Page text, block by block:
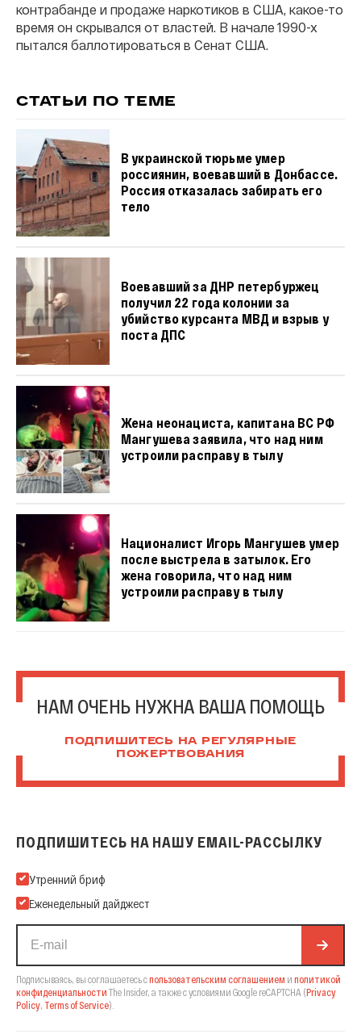
контрабанде и продаже наркотиков в США, какое-то
время он скрывался от властей. В начале 1990-х
пытался баллотироваться в Сенат США.
СТАТЬИ ПО ТЕМЕ
В украинской тюрьме умер
россиянин, воевавший в Донбассе.
Россия отказалась забирать его
тело
Воевавший за ДНР петербуржец
получил 22 года колонии за
убийство курсанта МВД и взрыв у
поста ДПС
Жена неонациста, капитана ВС РФ
Мангушева заявила, что над ним
устроили расправу в тылу
Националист Игорь Мангушев умер
после выстрела в затылок. Его
жена говорила, что над ним
устроили расправу в тылу
НАМ ОЧЕНЬ НУЖНА ВАША ПОМОЩЬ
ПОДПИШИТЕСЬ НА РЕГУЛЯРНЫЕ
ПОЖЕРТВОВАНИЯ
ПОДПИШИТЕСЬ НА НАШУ EMAIL-РАССЫЛКУ
Подпишитесь на нашу Email-рассылку
Утренний бриф
Еженедельный дайджест
Подписываясь, вы соглашаетесь спользовательским соглашением и политикой
конфиденциальности The Insider, а также с условиями Google reCAPTCHA (Privacy
Policy Terms of Service).